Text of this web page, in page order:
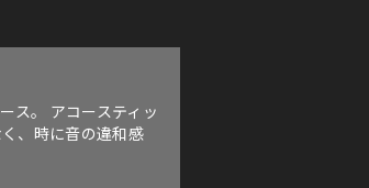
ス。 アコースティッ
、時に音の違和感